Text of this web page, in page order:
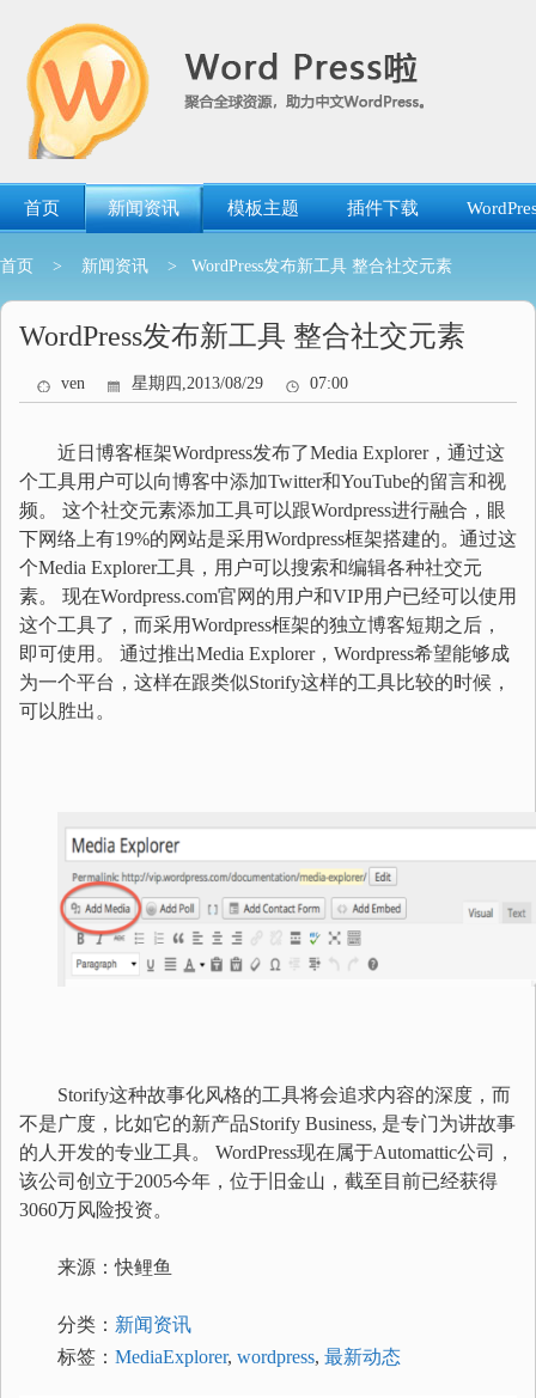
首页 新闻资讯 模板主题 插件下载
首页 > 新闻资讯 > WordPress发布新工具 整合社交元素
WordPress发布新工具 整合社交元素
ven 星期四,2013/08/29 07:00
近日博客框架Wordpress发布了Media Explorer，通过这
个工具用户可以向博客中添加Twitter和YouTube的留言和视
频。 这个社交元素添加工具可以跟Wordpress进行融合，眼
下网络上有19%的网站是采用Wordpress框架搭建的。通过这
个Media Explorer工具，用户可以搜索和编辑各种社交元
素。 现在Wordpress.com官网的用户和VIP用户已经可以使用
这个工具了，而采用Wordpress框架的独立博客短期之后，
即可使用。 通过推出Media Explorer，Wordpress希望能够成
为一个平台，这样在跟类似Storify这样的工具比较的时候，
可以胜出。
Storify这种故事化风格的工具将会追求内容的深度，而
不是广度，比如它的新产品Storify Business, 是专门为讲故事
的人开发的专业工具。 WordPress现在属于Automattic公司，
该公司创立于2005今年，位于旧金山，截至目前已经获得
3060万风险投资。
来源：快鲤鱼
分类： 新闻资讯
标签： MediaExplorer, wordpress, 最新动态